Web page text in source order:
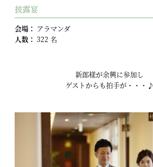
披露宴
会場： アラマンダ
人数： 322 名
新郎様が余興に参加し
ゲストからも拍手が・・・♪